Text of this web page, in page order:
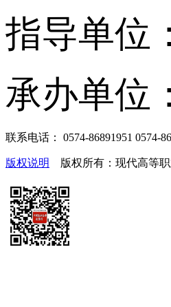
指导单位
承办单位：
联系电话： 0574-86891951
版权说明 版权所有：现代高等职